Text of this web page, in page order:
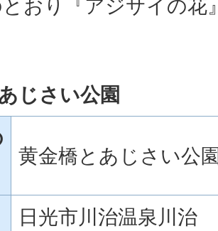
おり『アジサイの花
じさい公園
黄金橋とあじさい公
日光市川治温泉川治